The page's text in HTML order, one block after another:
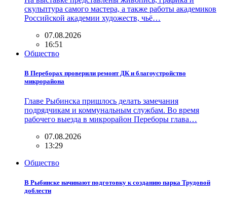
скульптура самого мастера, а также работы академиков
Российской академии художеств, чьё…
07.08.2026
16:51
Общество
В Переборах проверили ремонт ДК и благоустройство
микрорайона
Главе Рыбинска пришлось делать замечания
подрядчикам и коммунальным службам. Во время
рабочего выезда в микрорайон Переборы глава…
07.08.2026
13:29
Общество
В Рыбинске начинают подготовку к созданию парка Трудовой
доблести